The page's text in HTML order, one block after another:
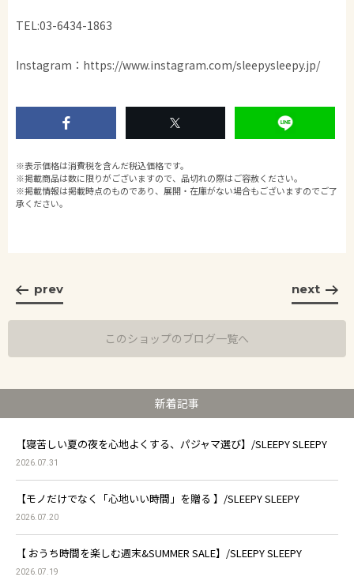
TEL:03-6434-1863
Instagram：https://www.instagram.com/sleepysleepy.jp/
※表示価格は消費税を含んだ税込価格です。
※掲載商品は数に限りがございますので、品切れの際はご容赦ください。
※掲載情報は掲載時点のものであり、展開・在庫がない場合もございますのでご了
承ください。
prev next
このショップのブログ一覧へ
新着記事
【寝苦しい夏の夜を心地よくする、パジャマ選び】/SLEEPY SLEEPY
2026.07.31
【モノだけでなく「心地いい時間」を贈る 】/SLEEPY SLEEPY
2026.07.20
【 おうち時間を楽しむ週末&SUMMER SALE】/SLEEPY SLEEPY
2026.07.19